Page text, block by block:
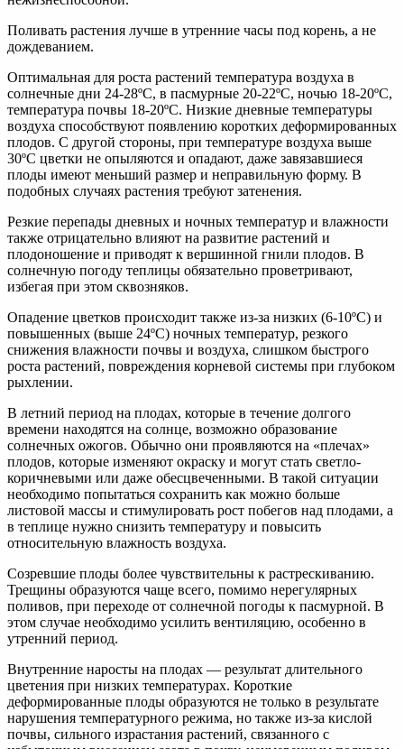
Поливать растения лучше в утренние часы под корень, а не
дождеванием.
Оптимальная для роста растений температура воздуха в
солнечные дни 24-28ºС, в пасмурные 20-22ºС, ночью 18-20ºС,
температура почвы 18-20ºС. Низкие дневные температуры
воздуха способствуют появлению коротких деформированных
плодов. С другой стороны, при температуре воздуха выше
30ºС цветки не опыляются и опадают, даже завязавшиеся
плоды имеют меньший размер и неправильную форму. В
подобных случаях растения требуют затенения.
Резкие перепады дневных и ночных температур и влажности
также отрицательно влияют на развитие растений и
плодоношение и приводят к вершинной гнили плодов. В
солнечную погоду теплицы обязательно проветривают,
избегая при этом сквозняков.
Опадение цветков происходит также из-за низких (6-10ºС) и
повышенных (выше 24ºС) ночных температур, резкого
снижения влажности почвы и воздуха, слишком быстрого
роста растений, повреждения корневой системы при глубоком
рыхлении.
В летний период на плодах, которые в течение долгого
времени находятся на солнце, возможно образование
солнечных ожогов. Обычно они проявляются на «плечах»
плодов, которые изменяют окраску и могут стать светло-
коричневыми или даже обесцвеченными. В такой ситуации
необходимо попытаться сохранить как можно больше
листовой массы и стимулировать рост побегов над плодами, а
в теплице нужно снизить температуру и повысить
относительную влажность воздуха.
Созревшие плоды более чувствительны к растрескиванию.
Трещины образуются чаще всего, помимо нерегулярных
поливов, при переходе от солнечной погоды к пасмурной. В
этом случае необходимо усилить вентиляцию, особенно в
утренний период.
Внутренние наросты на плодах — результат длительного
цветения при низких температурах. Короткие
деформированные плоды образуются не только в результате
нарушения температурного режима, но также из-за кислой
почвы, сильного израстания растений, связанного с